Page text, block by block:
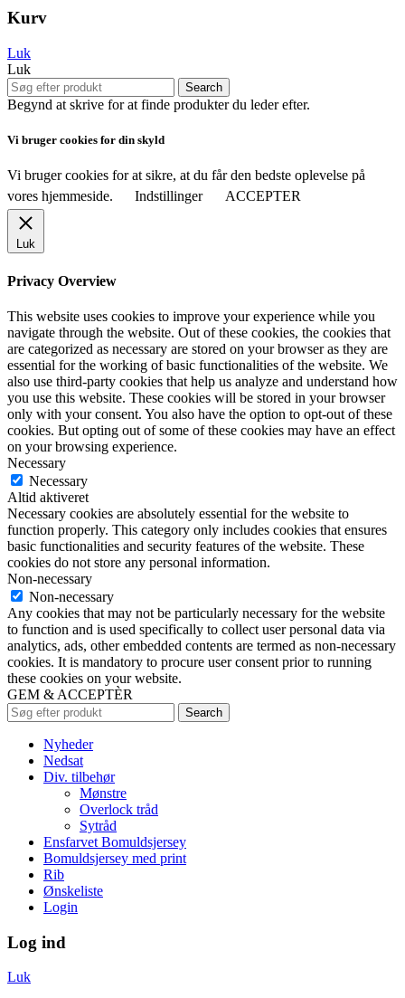
Kurv
Luk
Luk
Search
Begynd at skrive for at finde produkter du leder efter.
Vi bruger cookies for din skyld
Vi bruger cookies for at sikre, at du får den bedste oplevelse på
vores hjemmeside.
Indstillinger ACCEPTER
Luk
Privacy Overview
This website uses cookies to improve your experience while you
navigate through the website. Out of these cookies, the cookies that
are categorized as necessary are stored on your browser as they are
essential for the working of basic functionalities of the website. We
also use third-party cookies that help us analyze and understand how
you use this website. These cookies will be stored in your browser
only with your consent. You also have the option to opt-out of these
cookies. But opting out of some of these cookies may have an effect
on your browsing experience.
Necessary
Necessary
Altid aktiveret
Necessary cookies are absolutely essential for the website to
function properly. This category only includes cookies that ensures
basic functionalities and security features of the website. These
cookies do not store any personal information.
Non-necessary
Non-necessary
Any cookies that may not be particularly necessary for the website
to function and is used specifically to collect user personal data via
analytics, ads, other embedded contents are termed as non-necessary
cookies. It is mandatory to procure user consent prior to running
these cookies on your website.
GEM & ACCEPTÈR
Search
Nyheder
Nedsat
Div. tilbehør
Mønstre
Overlock tråd
Sytråd
Ensfarvet Bomuldsjersey
Bomuldsjersey med print
Rib
Ønskeliste
Login
Log ind
Luk